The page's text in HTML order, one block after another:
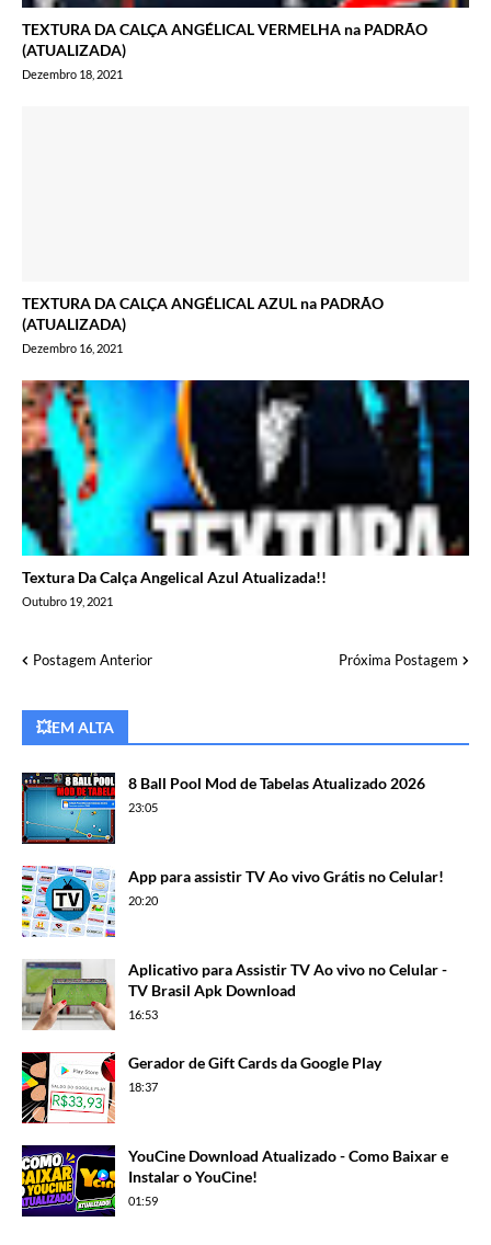
TEXTURA DA CALÇA ANGÉLICAL VERMELHA na PADRÃO
(ATUALIZADA)
Dezembro 18, 2021
TEXTURA DA CALÇA ANGÉLICAL AZUL na PADRÃO
(ATUALIZADA)
Dezembro 16, 2021
Textura Da Calça Angelical Azul Atualizada!!
Outubro 19, 2021
Postagem Anterior Próxima Postagem
💥EM ALTA
8 Ball Pool Mod de Tabelas Atualizado 2026
23:05
App para assistir TV Ao vivo Grátis no Celular!
20:20
Aplicativo para Assistir TV Ao vivo no Celular -
TV Brasil Apk Download
16:53
Gerador de Gift Cards da Google Play
18:37
YouCine Download Atualizado - Como Baixar e
Instalar o YouCine!
01:59